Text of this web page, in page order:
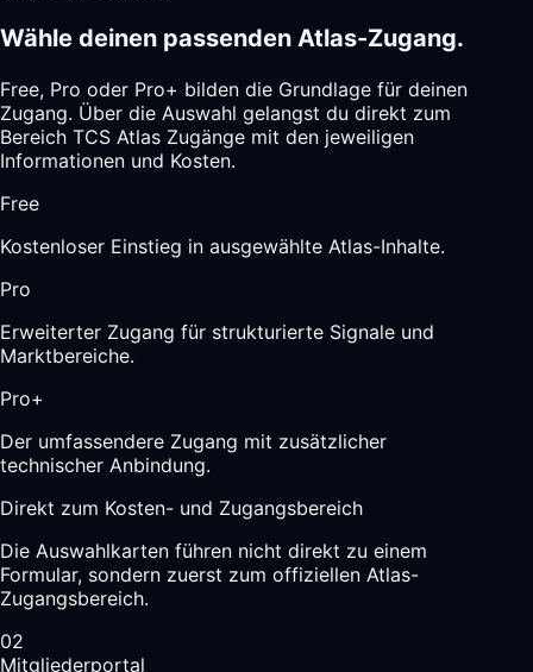
Wähle deinen passenden Atlas-Zugang.
Free, Pro oder Pro+ bilden die Grundlage für deinen
Zugang. Über die Auswahl gelangst du direkt zum
Bereich TCS Atlas Zugänge mit den jeweiligen
Informationen und Kosten.
Free
Kostenloser Einstieg in ausgewählte Atlas-Inhalte.
Pro
Erweiterter Zugang für strukturierte Signale und
Marktbereiche.
Pro+
Der umfassendere Zugang mit zusätzlicher
technischer Anbindung.
Direkt zum Kosten- und Zugangsbereich
Die Auswahlkarten führen nicht direkt zu einem
Formular, sondern zuerst zum offiziellen Atlas-
Zugangsbereich.
02
Mitgliederportal